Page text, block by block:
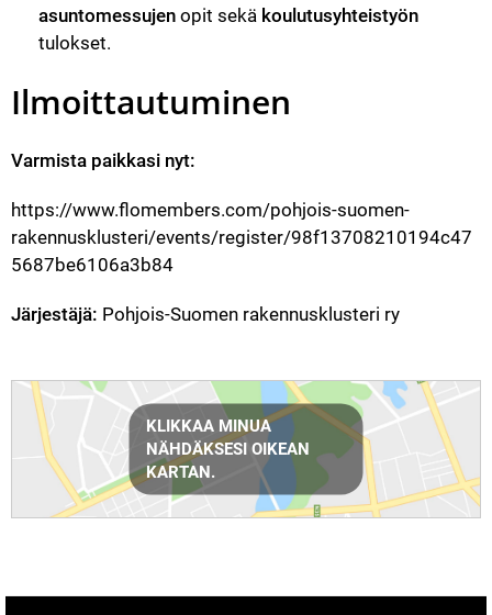
asuntomessujen opit sekä koulutusyhteistyön
tulokset.
Ilmoittautuminen
Varmista paikkasi nyt:
https://www.flomembers.com/pohjois-suomen-
rakennusklusteri/events/register/98f13708210194c47
5687be6106a3b84
Järjestäjä: Pohjois-Suomen rakennusklusteri ry
Reittiohjeet
KLIKKAA MINUA
NÄHDÄKSESI OIKEAN
KARTAN.